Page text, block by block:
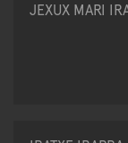
JEXUX MARI